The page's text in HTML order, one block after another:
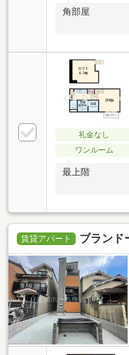
角部屋
礼金なし
ワンルーム
最上階
賃貸アパート ブランド